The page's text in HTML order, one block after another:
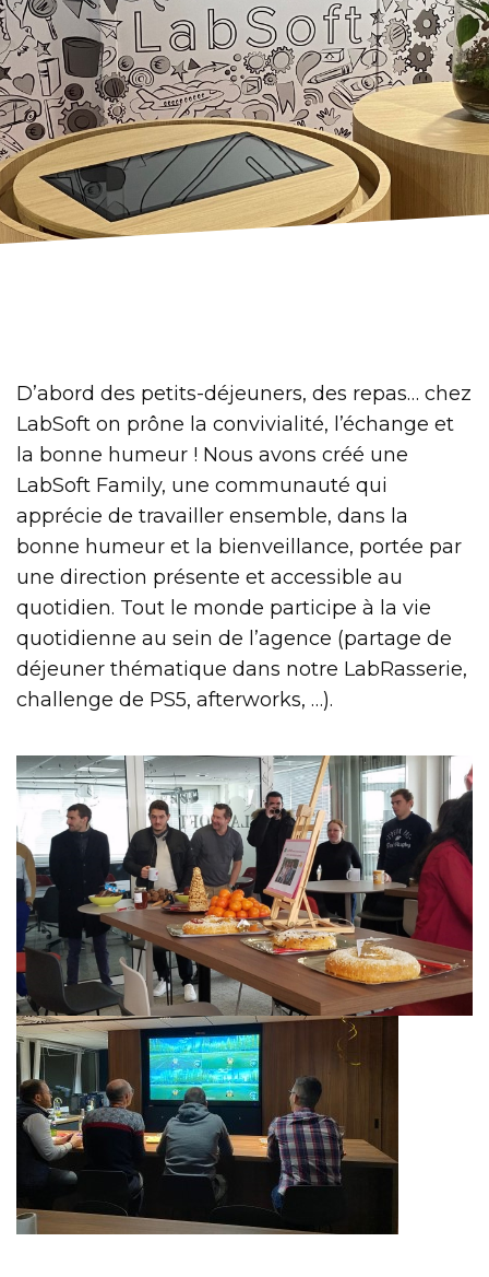
D’abord des petits-déjeuners, des repas… chez
LabSoft on prône la convivialité, l’échange et
la bonne humeur ! Nous avons créé une
LabSoft Family, une communauté qui
apprécie de travailler ensemble, dans la
bonne humeur et la bienveillance, portée par
une direction présente et accessible au
quotidien. Tout le monde participe à la vie
quotidienne au sein de l’agence (partage de
déjeuner thématique dans notre LabRasserie,
challenge de PS5, afterworks, …).